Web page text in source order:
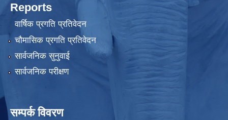
Reports
वार्षिक प्रगति प्रतिवेदन
चौमासिक प्रगति प्रतिवेदन
सार्वजनिक सुनुवाई
सार्वजनिक परीक्षण
सम्पर्क विवरण